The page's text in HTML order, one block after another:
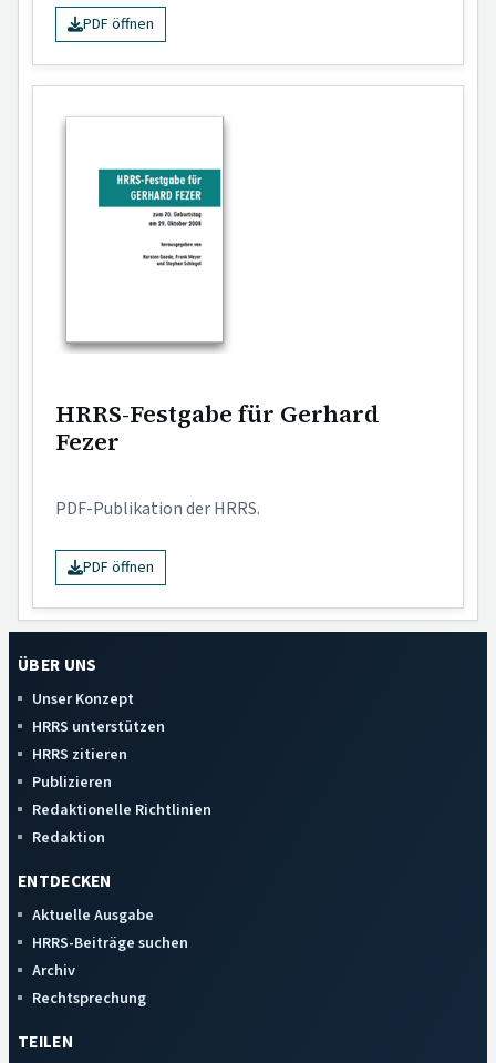
PDF öffnen
HRRS-Festgabe für Gerhard
Fezer
PDF-Publikation der HRRS.
PDF öffnen
ÜBER UNS
Unser Konzept
HRRS unterstützen
HRRS zitieren
Publizieren
Redaktionelle Richtlinien
Redaktion
ENTDECKEN
Aktuelle Ausgabe
HRRS-Beiträge suchen
Archiv
Rechtsprechung
TEILEN